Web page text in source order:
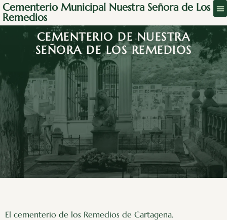
Cementerio Municipal Nuestra Señora de Los
Remedios
CEMENTERIO DE NUESTRA
SEÑORA DE LOS REMEDIOS
El cementerio de los Remedios de Cartagena.